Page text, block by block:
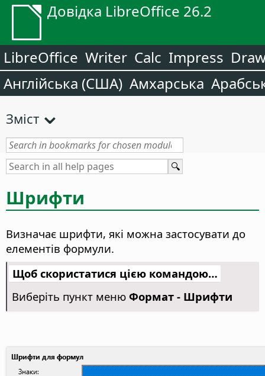
Довідка LibreOffice 26.2
LibreOffice Writer Calc Impress
Англійська (США) Амхарська
Зміст
Шрифти
Визначає шрифти, які можна застосувати до
елементів формули.
Щоб скористатися цією командою…
Виберіть пункт меню Формат - Шрифти